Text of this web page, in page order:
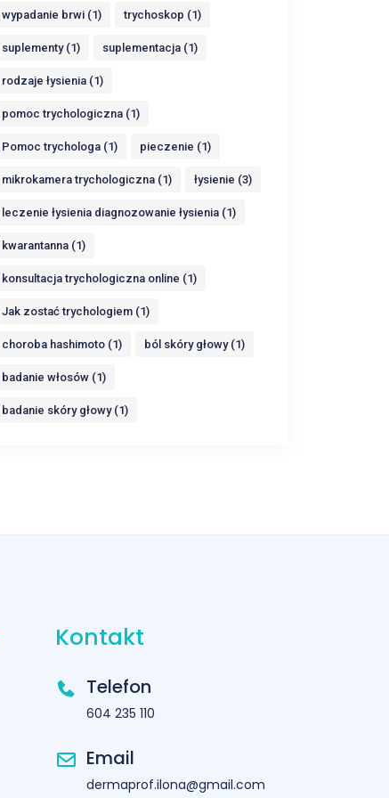
wypadanie brwi (1) trychoskop (1)
suplementy (1) suplementacja (1)
rodzaje łysienia (1)
pomoc trychologiczna (1)
Pomoc trychologa (1) pieczenie (1)
mikrokamera trychologiczna (1) łysienie (3)
leczenie łysienia diagnozowanie łysienia (1)
kwarantanna (1)
konsultacja trychologiczna online (1)
Jak zostać trychologiem (1)
choroba hashimoto (1) ból skóry głowy (1)
badanie włosów (1)
badanie skóry głowy (1)
Kontakt
Telefon
604 235 110
Email
dermaprof.ilona@gmail.com